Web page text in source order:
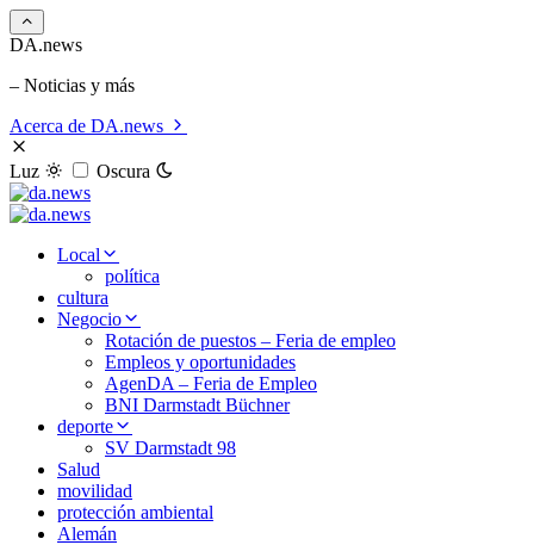
DA.news
– Noticias y más
Acerca de DA.news
Luz Oscura
Local
política
cultura
Negocio
Rotación de puestos – Feria de empleo
Empleos y oportunidades
AgenDA – Feria de Empleo
BNI Darmstadt Büchner
deporte
SV Darmstadt 98
Salud
movilidad
protección ambiental
Alemán